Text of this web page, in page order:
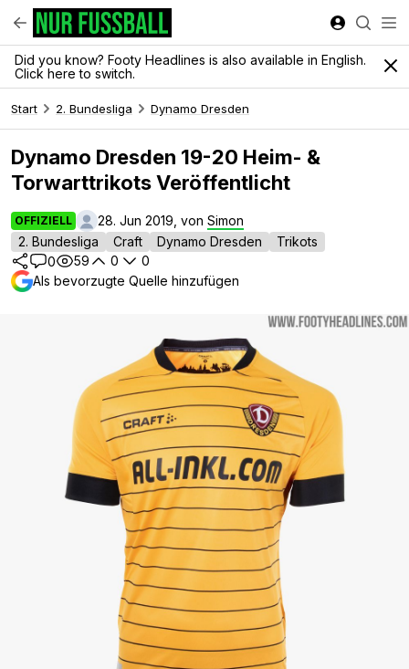
Did you know? Footy Headlines is also available in English.
Click here to switch.
Start 2. Bundesliga Dynamo Dresden
Dynamo Dresden 19-20 Heim- &
Torwarttrikots Veröffentlicht
OFFIZIELL 28. Jun 2019, von Simon
2. Bundesliga
Craft Dynamo Dresden
Trikots
0
59 0
0
Als bevorzugte Quelle hinzufügen